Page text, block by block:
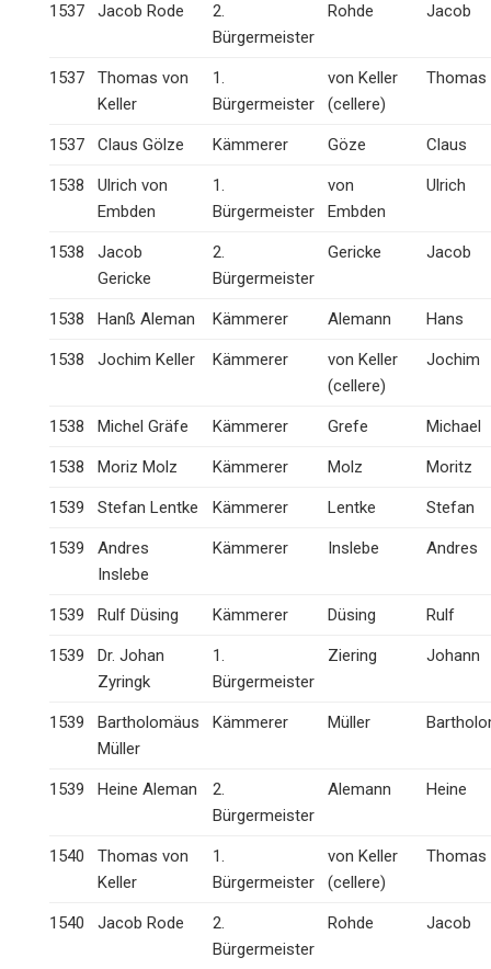
1537 Jacob Rode
2.
Bürgermeister
Rohde Jacob
1537
Thomas von
Keller
1.
Bürgermeister
von Keller
(cellere)
Thomas
1537 Claus Gölze Kämmerer Göze Claus
1538
Ulrich von
Embden
1.
Bürgermeister
von
Embden
Ulrich
1538
Jacob
Gericke
2.
Bürgermeister
Gericke Jacob
1538 Hanß Aleman Kämmerer Alemann Hans
1538 Jochim Keller Kämmerer
von Keller
(cellere)
Jochim
1538 Michel Gräfe Kämmerer Grefe Michael
1538 Moriz Molz Kämmerer Molz Moritz
1539 Stefan Lentke Kämmerer Lentke Stefan
1539
Andres
Inslebe
Kämmerer Inslebe Andres
1539 Rulf Düsing Kämmerer Düsing Rulf
1539
Dr. Johan
Zyringk
1.
Bürgermeister
Ziering Johann
1539
Bartholomäus
Müller
Kämmerer Müller
1539 Heine Aleman
2.
Bürgermeister
Alemann Heine
1540
Thomas von
Keller
1.
Bürgermeister
von Keller
(cellere)
Thomas
1540 Jacob Rode
2.
Bürgermeister
Rohde Jacob